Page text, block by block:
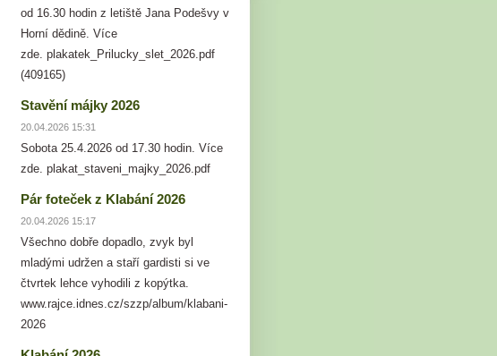
od 16.30 hodin z letiště Jana Podešvy v
Horní dědině. Více
zde. plakatek_Prilucky_slet_2026.pdf
(409165)
Stavění májky 2026
20.04.2026 15:31
Sobota 25.4.2026 od 17.30 hodin. Více
zde. plakat_staveni_majky_2026.pdf
Pár foteček z Klabání 2026
20.04.2026 15:17
Všechno dobře dopadlo, zvyk byl
mladými udržen a staří gardisti si ve
čtvrtek lehce vyhodili z kopýtka.
www.rajce.idnes.cz/szzp/album/klabani-
2026